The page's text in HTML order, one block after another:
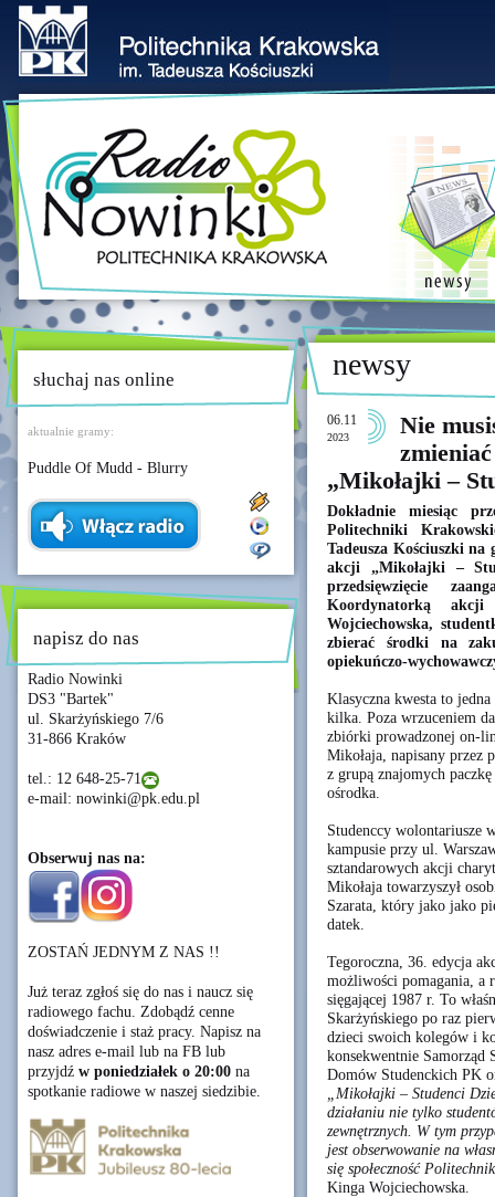
słuchaj nas online
aktualnie gramy:
Puddle Of Mudd - Blurry
napisz do nas
Radio Nowinki
DS3 "Bartek"
ul. Skarżyńskiego 7/6
31-866 Kraków
tel.: 12 648-25-71
e-mail: nowinki@pk.edu.pl
Obserwuj nas na:
ZOSTAŃ JEDNYM Z NAS !!
Już teraz zgłoś się do nas i naucz się
radiowego fachu. Zdobądź cenne
doświadczenie i staż pracy. Napisz na
nasz adres e-mail lub na FB lub
przyjdź w poniedziałek o 20:00 na
spotkanie radiowe w naszej siedzibie.
newsy
06.11
2023
Nie
„Mikołajki –
Dokładnie miesiąc
Politechniki
Tadeusza Kościuszki na
akcji „Mikołajki –
przedsięwzięcie
Koordynatorką
Wojciechowska,
zbierać środki na
opiekuńczo-
Klasyczna kwesta to
kilka. Poza wrzuceniem
zbiórki prowadzonej on-
Mikołaja, napisany przez
z grupą znajomych
ośrodka.
Studenccy wolontariusze
kampusie przy ul.
sztandarowych akcji
Mikołaja towarzyszył
Szarata, który jako jako
datek.
Tegoroczna, 36. edycja
możliwości pomagania, a
sięgającej 1987 r. To
Skarżyńskiego po raz
dzieci swoich kolegów i
konsekwentnie
Domów Studenckich PK
„Mikołajki – Studenci
działaniu nie tylko
zewnętrznych. W tym
jest obserwowanie na
się społeczność
Kinga Wojciechowska.